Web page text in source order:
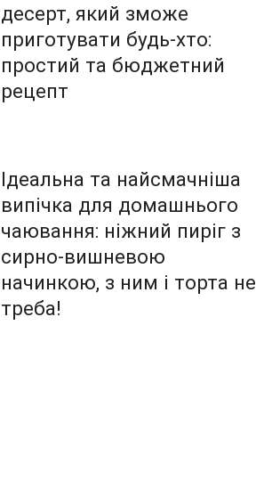
десерт, який зможе
приготувати будь-хто:
простий та бюджетний
рецепт
Ідеальна та найсмачніша
випічка для домашнього
чаювання: ніжний пиріг з
сирно-вишневою
начинкою, з ним і торта не
треба!